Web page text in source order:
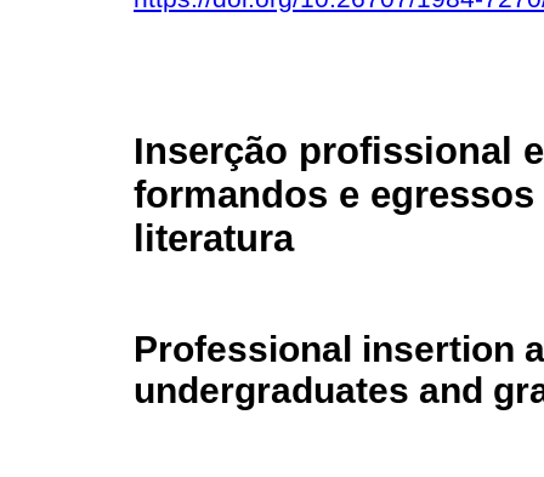
Inserção profissional
formandos e
literatura
Professional insertion
undergraduates and